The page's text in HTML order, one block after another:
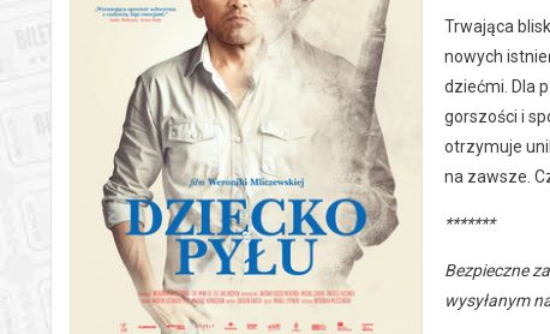
Trwająca
nowych
dziećmi. Dla
gorszości i
otrzymuje
na zawsze.
*******
Bezpieczne
wysyłanym